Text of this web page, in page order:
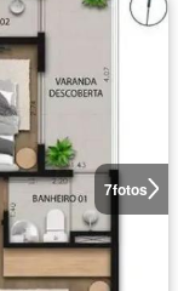
7fotos